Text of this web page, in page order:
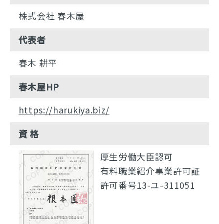
株式会社 春木屋
代表者
春木 耕平
春木屋HP
https://harukiya.biz/
資 格
厚生労働大臣認可
有料職業紹介事業許可証
許可番号13-ユ-311051